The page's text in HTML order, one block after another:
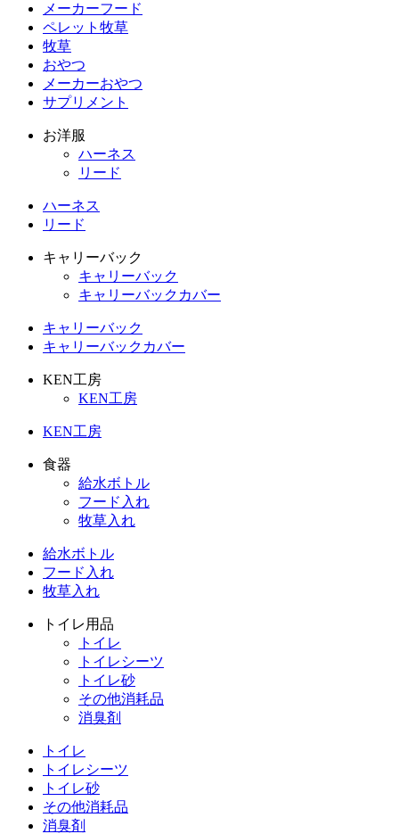
メーカーフード
ペレット牧草
牧草
おやつ
メーカーおやつ
サプリメント
お洋服
ハーネス
リード
ハーネス
リード
キャリーバック
キャリーバック
キャリーバックカバー
キャリーバック
キャリーバックカバー
KEN工房
KEN工房
KEN工房
食器
給水ボトル
フード入れ
牧草入れ
給水ボトル
フード入れ
牧草入れ
トイレ用品
トイレ
トイレシーツ
トイレ砂
その他消耗品
消臭剤
トイレ
トイレシーツ
トイレ砂
その他消耗品
消臭剤